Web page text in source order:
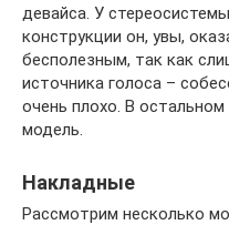
девайса. У
конструкции он, увы,
бесполезным, так как
источника голоса –
очень плохо. В
модель.
Накладные
Рассмотрим несколько